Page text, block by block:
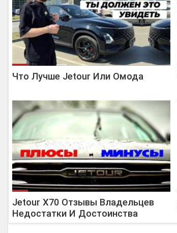
Что Лучше Jetour Или Омода
Jetour X70 Отзывы Владельцев
Недостатки И Достоинства